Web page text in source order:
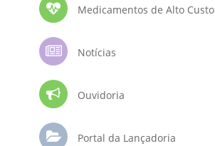
Medicamentos de Alto Custo
Notícias
Ouvidoria
Portal da Lançadoria